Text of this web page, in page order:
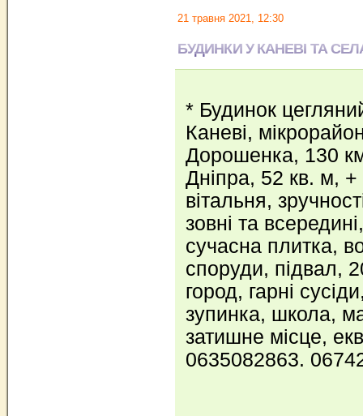
21 травня 2021, 12:30
БУДИНКИ У КАНЕВІ ТА
* Будинок
Каневі,
Дорошенка, 130
Дніпра, 52 кв. м, +
вітальня,
зовні та
сучасна плитка,
споруди, підвал,
город, гарні
зупинка, школа,
затишне місце,
0635082863.